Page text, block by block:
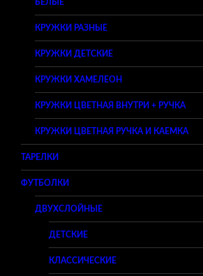
БЕЛЫЕ
КРУЖКИ РАЗНЫЕ
КРУЖКИ ДЕТСКИЕ
КРУЖКИ ХАМЕЛЕОН
КРУЖКИ ЦВЕТНАЯ ВНУТРИ + РУЧКА
КРУЖКИ ЦВЕТНАЯ РУЧКА И КАЕМКА
ТАРЕЛКИ
ФУТБОЛКИ
ДВУХСЛОЙНЫЕ
ДЕТСКИЕ
КЛАССИЧЕСКИЕ